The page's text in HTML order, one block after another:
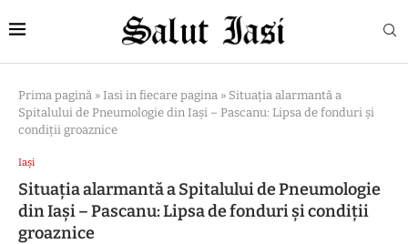
Prima pagină » Iasi in fiecare pagina » Situația alarmantă a
Spitalului de Pneumologie din Iași – Pascanu: Lipsa de fonduri și
condiții groaznice
Iași
Situația alarmantă a Spitalului de Pneumologie
din Iași – Pascanu: Lipsa de fonduri și condiții
groaznice